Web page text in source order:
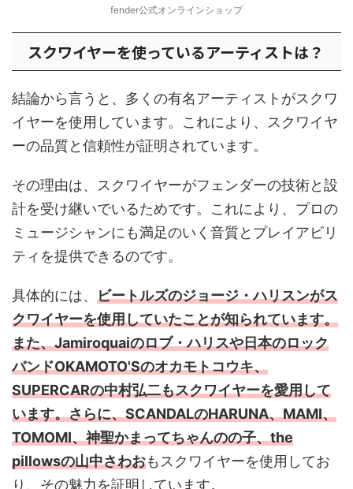
fender公式オンラインショップ
スクワイヤーを使っているアーティストは？
結論から言うと、多くの有名アーティストがスクワ
イヤーを使用しています。これにより、スクワイヤ
ーの品質と信頼性が証明されています。
その理由は、スクワイヤーがフェンダーの技術と設
計を受け継いでいるためです。これにより、プロの
ミュージシャンにも満足のいく音質とプレイアビリ
ティを提供できるのです。
具体的には、 ビートルズのジョージ・ハリスンがス
クワイヤーを使用していたことが知られています。
また、Jamiroquaiのロブ・ハリスや日本のロック
バンドOKAMOTO'Sのオカモトコウキ、
SUPERCARの中村弘二もスクワイヤーを愛用して
います。さらに、SCANDALのHARUNA、MAMI、
TOMOMI、神聖かまってちゃんのの子、the
pillowsの山中さわおもスクワイヤーを使用してお
り、その魅力を証明しています。